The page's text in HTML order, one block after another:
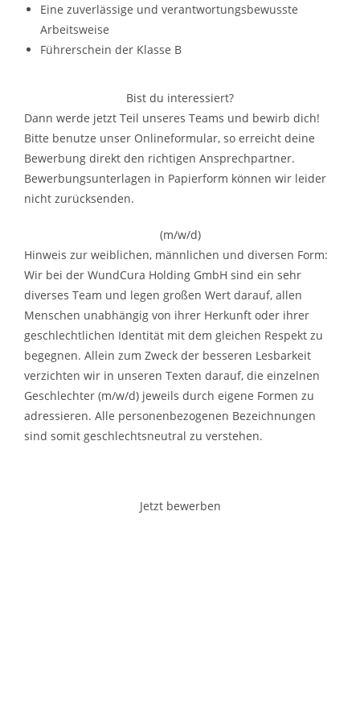
Eine zuverlässige und verantwortungsbewusste
Arbeitsweise
Führerschein der Klasse B
Bist du interessiert?
Dann werde jetzt Teil unseres Teams und bewirb dich!
Bitte benutze unser Onlineformular, so erreicht deine
Bewerbung direkt den richtigen Ansprechpartner.
Bewerbungsunterlagen in Papierform können wir leider
nicht zurücksenden.
(m/w/d)
Hinweis zur weiblichen, männlichen und diversen Form:
Wir bei der WundCura Holding GmbH sind ein sehr
diverses Team und legen großen Wert darauf, allen
Menschen unabhängig von ihrer Herkunft oder ihrer
geschlechtlichen Identität mit dem gleichen Respekt zu
begegnen. Allein zum Zweck der besseren Lesbarkeit
verzichten wir in unseren Texten darauf, die einzelnen
Geschlechter (m/w/d) jeweils durch eigene Formen zu
adressieren. Alle personenbezogenen Bezeichnungen
sind somit geschlechtsneutral zu verstehen.
Jetzt bewerben